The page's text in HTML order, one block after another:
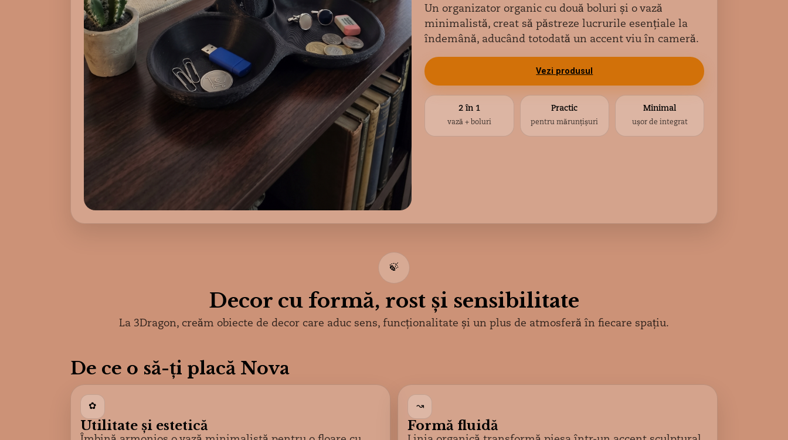
Un organizator organic cu două boluri și o vază
minimalistă, creat să păstreze lucrurile esențiale la
îndemână, aducând totodată un accent viu în cameră.
Vezi produsul
2 în 1
vază + boluri
Practic
pentru mărunțișuri
Minimal
ușor de integrat
🍃
Decor cu formă, rost și sensibilitate
La 3Dragon, creăm obiecte de decor care aduc sens, funcționalitate și un plus de atmosferă în fiecare spațiu.
De ce o să-ți placă Nova
✿
Utilitate și estetică
↝
Formă fluidă